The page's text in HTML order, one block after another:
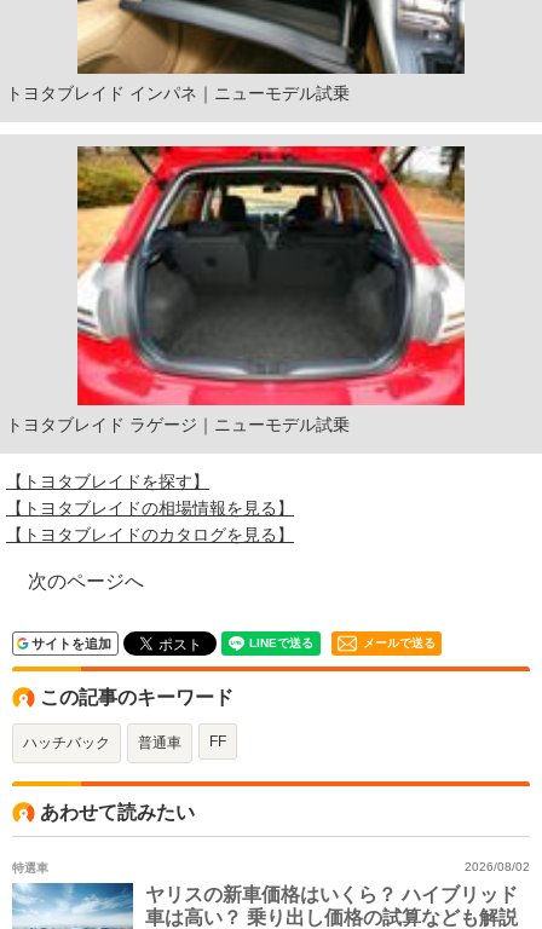
トヨタブレイド インパネ｜ニューモデル試乗
トヨタブレイド ラゲージ｜ニューモデル試乗
【トヨタブレイドを探す】
【トヨタブレイドの相場情報を見る】
【トヨタブレイドのカタログを見る】
次のページへ
サイトを追加 メールで送る
この記事のキーワード
ハッチバック 普通車 FF
あわせて読みたい
特選車
ヤリスの新車価格はいくら？ ハイブリッド
車は高い？ 乗り出し価格の試算なども解説
2026/08/02